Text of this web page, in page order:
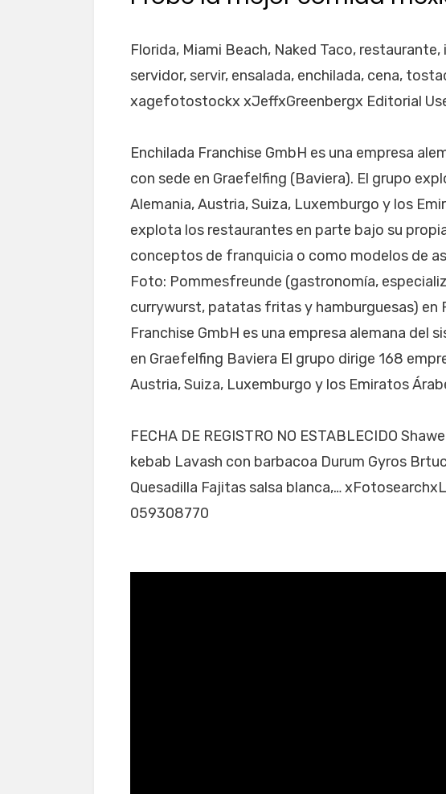
Florida, Miami Beach, Naked Taco,
servidor, servir, ensalada, enchilada, cena,
xagefotostockx xJeffxGreenbergx Editorial
Enchilada Franchise GmbH es una empresa
con sede en Graefelfing (Baviera). El grupo
Alemania, Austria, Suiza, Luxemburgo y los
explota los restaurantes en parte bajo su
conceptos de franquicia o como modelos de
Foto: Pommesfreunde (gastronomía,
currywurst, patatas fritas y hamburguesas) en
Franchise GmbH es una empresa alemana del
en Graefelfing Baviera El grupo dirige 168
Austria, Suiza, Luxemburgo y los Emiratos
FECHA DE REGISTRO NO ESTABLECIDO
kebab Lavash con barbacoa Durum Gyros
Quesadilla Fajitas salsa blanca,…
059308770